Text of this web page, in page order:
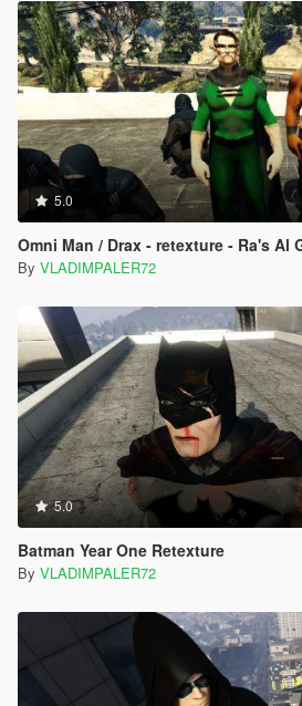
5.0
Omni Man / Drax - retexture - Ra's Al
By VLADIMPALER72
5.0
Batman Year One Retexture
By VLADIMPALER72